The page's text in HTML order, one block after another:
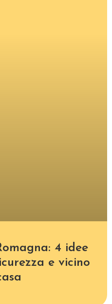
4 idee
e vicino